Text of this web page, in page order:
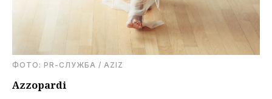
ФОТО: PR-СЛУЖБА / AZIZ
Azzopardi